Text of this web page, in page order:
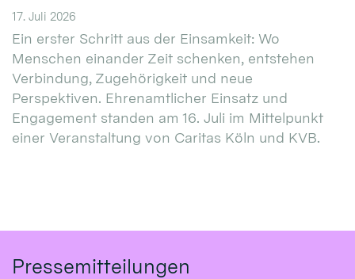
17. Juli 2026
Ein erster Schritt aus der Einsamkeit: Wo
Menschen einander Zeit schenken, entstehen
Verbindung, Zugehörigkeit und neue
Perspektiven. Ehrenamtlicher Einsatz und
Engagement standen am 16. Juli im Mittelpunkt
einer Veranstaltung von Caritas Köln und KVB.
Pressemitteilungen